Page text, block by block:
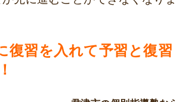
復習を入れて予習と復習